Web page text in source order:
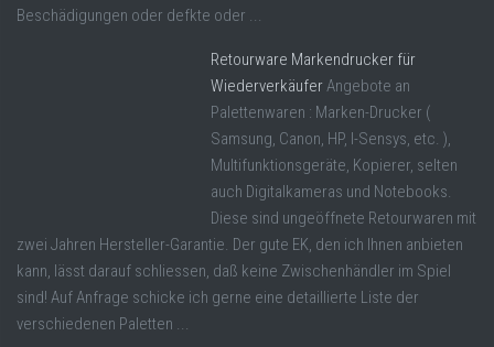
Beschädigungen oder defkte oder ...
Retourware Markendrucker für
WiederverkäuferAngebote an
Palettenwaren : Marken-Drucker (
Samsung, Canon, HP, I-Sensys, etc. ),
Multifunktionsgeräte, Kopierer, selten
auch Digitalkameras und Notebooks.
Diese sind ungeöffnete Retourwaren mit
zwei Jahren Hersteller-Garantie. Der gute EK, den ich Ihnen anbieten
kann, lässt darauf schliessen, daß keine Zwischenhändler im Spiel
sind! Auf Anfrage schicke ich gerne eine detaillierte Liste der
verschiedenen Paletten ...